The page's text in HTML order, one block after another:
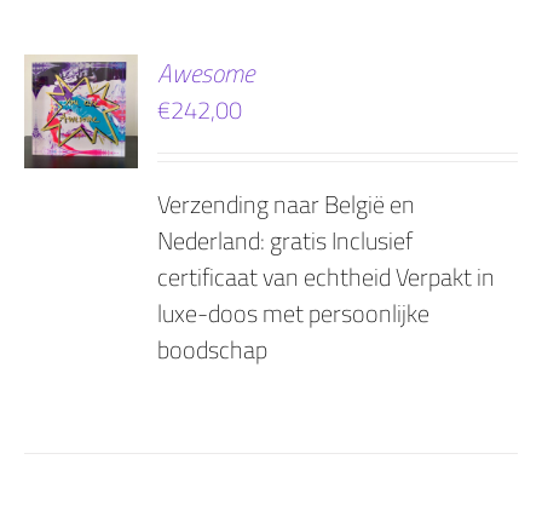
Awesome
€242,00
Verzending naar België en
Nederland: gratis Inclusief
certificaat van echtheid Verpakt in
luxe-doos met persoonlijke
boodschap